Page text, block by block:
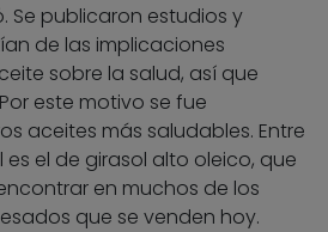
Se publicaron estudios y
de las implicaciones
sobre la salud, así que
este motivo se fue
aceites más saludables. Entre
es el de girasol alto oleico, que
en muchos de los
que se venden hoy.